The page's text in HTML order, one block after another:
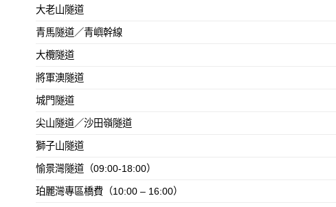
大老山隧道
青馬隧道／青嶼幹線
大欖隧道
將軍澳隧道
城門隧道
尖山隧道／沙田嶺隧道
獅子山隧道
愉景灣隧道（09:00-18:00）
珀麗灣專區橋費（10:00 – 16:00）